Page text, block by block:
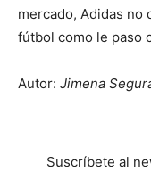
mercado, Adidas no
fútbol como le paso
Autor: Jimena
Suscríbete al